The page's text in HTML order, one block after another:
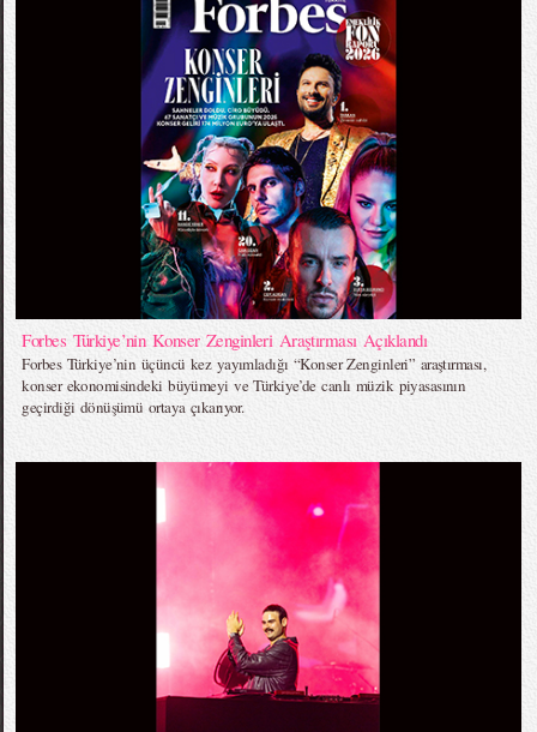
Forbes Türkiye’nin Konser Zenginleri Araştırması Açıklandı
Forbes Türkiye’nin üçüncü kez yayımladığı “Konser Zenginleri” araştırması,
konser ekonomisindeki büyümeyi ve Türkiye’de canlı müzik piyasasının
geçirdiği dönüşümü ortaya çıkarıyor.